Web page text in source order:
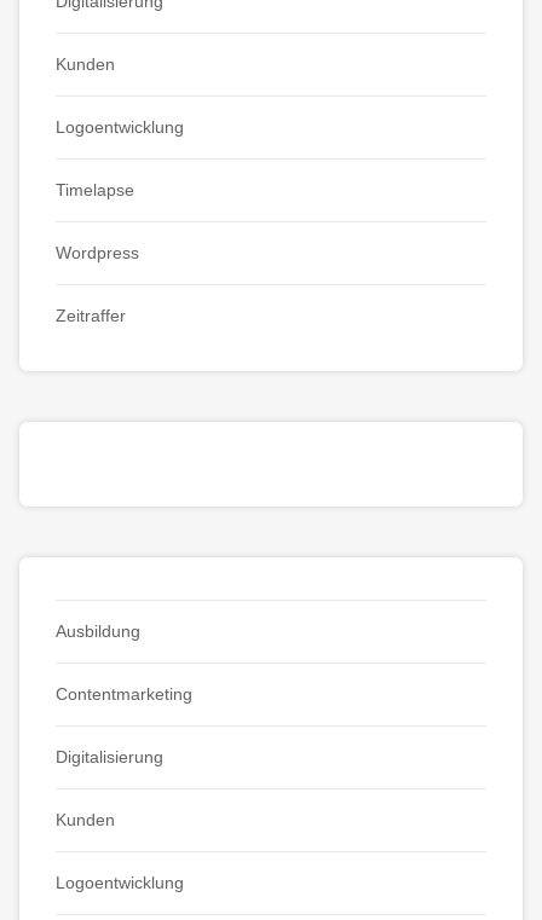
Kunden
Logoentwicklung
Timelapse
Wordpress
Zeitraffer
Ausbildung
Contentmarketing
Digitalisierung
Kunden
Logoentwicklung